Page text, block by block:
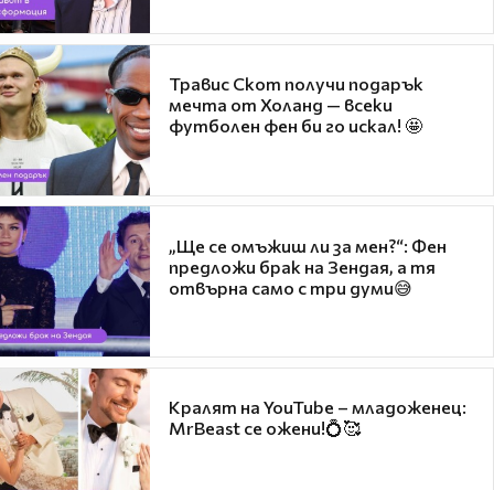
Травис Скот получи подарък
мечта от Холанд — всеки
футболен фен би го искал! 🤩
„Ще се омъжиш ли за мен?“: Фен
предложи брак на Зендая, а тя
отвърна само с три думи😅
Кралят на YouTube – младоженец:
MrBeast се ожени!💍🥰